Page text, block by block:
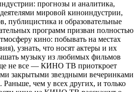
прогнозы и аналитика,
мировой киноиндустрии,
публицистика и образовательные
программ призван полностью
кино: побывать на местах
узнать, что носят актеры и их
музыку из любимых фильмов
не все — КИНО ТВ приоткроет
закрытыми звездными вечеринками
чем у всех других, и только